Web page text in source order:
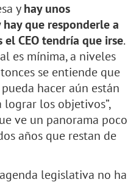
yhay unos
que responderle a
CEO tendría que irse.
es mínima, a niveles
se entiende que
hacer aún están
lograr los objetivos”,
ve un panorama poco
años que restan de
legislativa no ha